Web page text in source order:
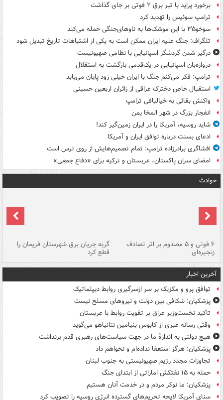
برخورد پراید با تیر برق ۲ فوتی بر جای گذاشت
ترامپ سوئیس را تهدید کرد
سوخو۳۵ با این موشک‌ها به ناوهای‌جنگی حمله می‌کند
تلگراف: جنگ علیه ایران ممکن است به یکی از اشتباهات تاریخ تبدیل شود
درگیر شدن گردشگر اسپانیایی با نظامی صهیونیست
دروازه‌بان اسپانیایی در یک‌قدمی بازگشت به استقلال
ترامپ: فکر می‌کنم جنگ با ایران خیلی زود پایان می‌یابد
استقبال خاص دخترک عراقی از زائران اربعین حسینی
واکنش بقائی به خیالبافی ترامپ
انفجار بزرگ در شهر المخا یمن
شاید روسیه، آمریکا را در ایران زمین‌گیر کند!
ادعای بسنت درباره توافق ایران و آمریکا
افشاگری برادرزاده ترامپ: تمام تصمیم‌هایش از روی ترس است
امضای سران پاکستان، عربستان و ترکیه برای «دفاع جمعی»
حوادث
۶ فوتی و ۵ مصدوم بر اثر تصادف
زنجیره‌ای
گربه جریان برق شهرستان فریمان را
قطع کرد
آخرین اخبار
توافق پرو و مکزیک بر سر ازسرگیری روابط دیپلماتیک
پزشکیان: شکافی بین دولت و نیروهای مسلح نیست
تاکید نخست‌وزیر عراق بر تقویت روابط با عربستان
وقتی رسانه عبری از کابوس بنیامین نتانیاهو می‌گوید
هیچ دولتی به اندازۀ ما در جهت سیاست‌های رهبری قدم برنداشت
پزشکیان: هرگز استعفا نداده‌ام و نخواهم داد
تجاوزات مجدد رژیم صهیونیستی به جنوب لبنان
حمله به ۱۵ نفتکش‌ اماراتی از ابتدای جنگ
پزشکیان: ما نوکر مردم و در خدمت آنان هستیم
سنای آمریکا لایحه تحریم‌های گسترده انرژی روسیه را تصویب کرد